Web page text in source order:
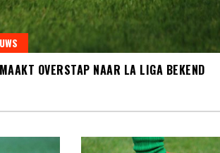
OVERSTAP NAAR LA LIGA BEKEND